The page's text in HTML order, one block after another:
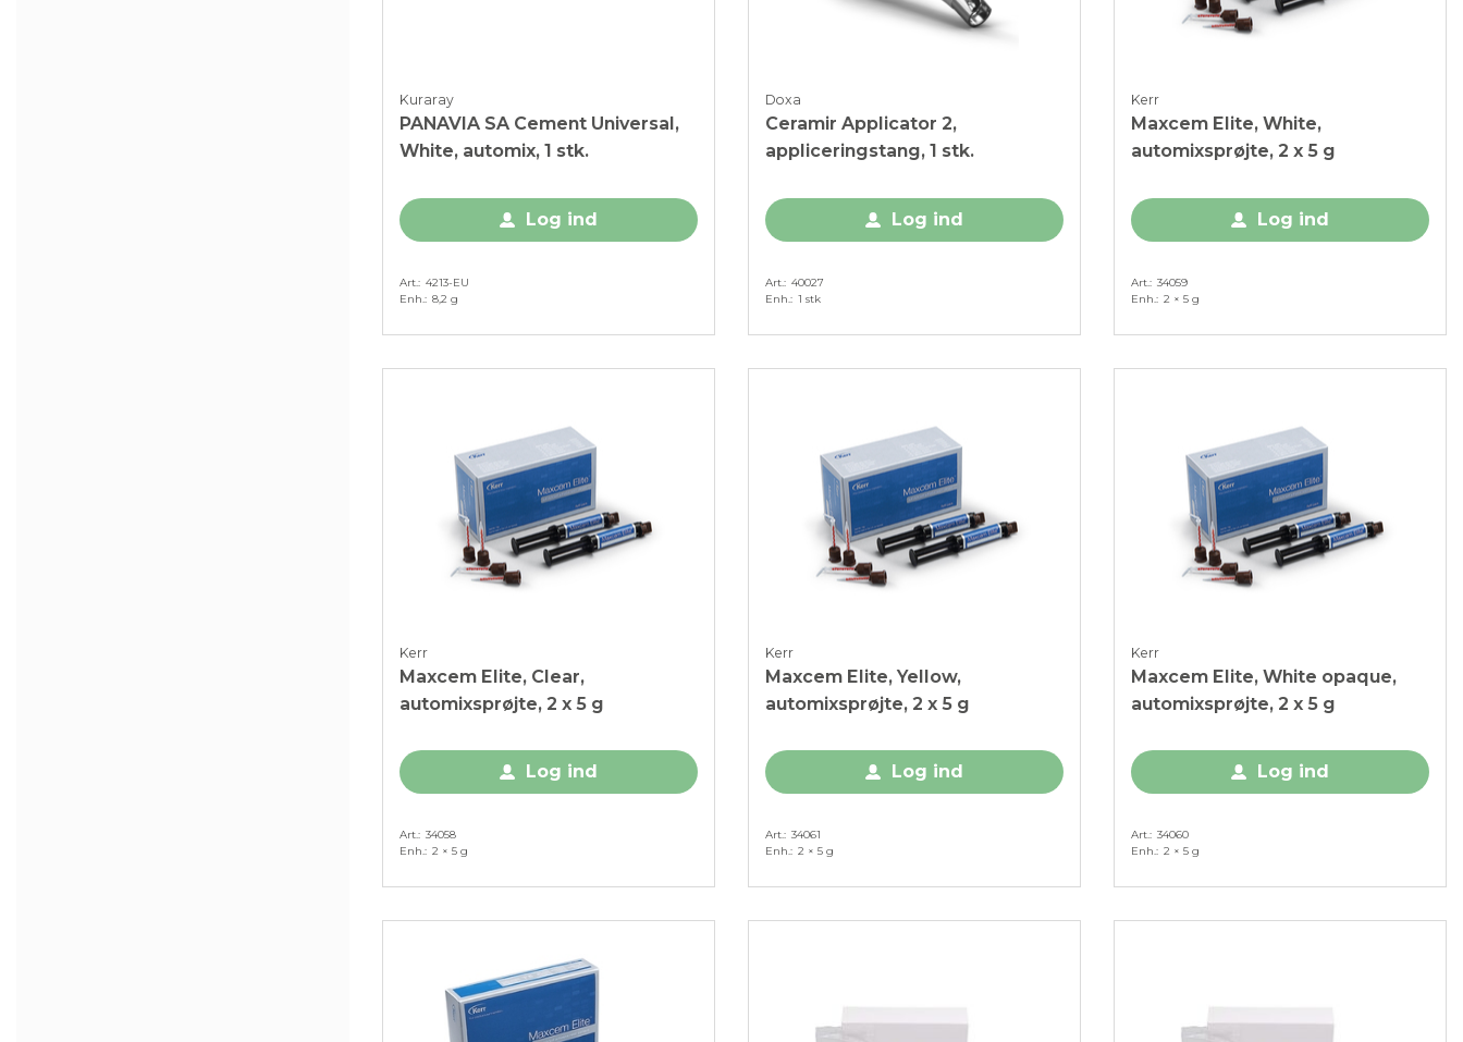
Kuraray
PANAVIA SA Cement Universal,
White, automix, 1 stk.
Log ind
Art. 4213-EU
Enh. 8,2 g
Doxa
Ceramir Applicator 2,
appliceringstang, 1 stk.
Log ind
Art. 40027
Enh. 1 stk
Kerr
Maxcem Elite, White,
automixsprøjte, 2 x 5 g
Log ind
Art. 34059
Enh. 2 × 5 g
Kerr
Maxcem Elite, Clear,
automixsprøjte, 2 x 5 g
Log ind
Art. 34058
Enh. 2 × 5 g
Kerr
Maxcem Elite, Yellow,
automixsprøjte, 2 x 5 g
Log ind
Art. 34061
Enh. 2 × 5 g
Kerr
Maxcem Elite, White opaque,
automixsprøjte, 2 x 5 g
Log ind
Art. 34060
Enh. 2 × 5 g